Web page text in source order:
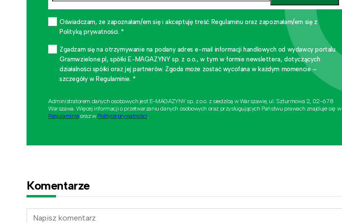
Oświadczam, że zapoznałam/em się i akceptuję treść Regulaminu oraz zapoznałam/em się z
Polityką prywatności. *
Zgadzam się na otrzymywanie na podany adres e-mail informacji handlowych od wydawcy portalu
Gramwzielone.pl, spółki E-MAGAZYNY sp. z o.o., w tym w formie newslettera, dotyczących
działalności spółki oraz jej partnerów. Zgoda może zostać wycofana w każdym momencie –
szczegóły w Regulaminie. *
Administratorem danych osobowych jest E-MAGAZYNY sp. z o.o. z siedzibą w Warszawie, ul. Szturmowa 2, 02-678
Warszawa. Więcej informacji o przetwarzaniu danych osobowych oraz przysługujących Państwu prawach znajduje się w
Regulaminieoraz w Polityce prywatności
Komentarze